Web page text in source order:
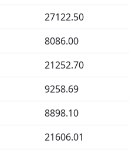
27122.50
8086.00
21252.70
9258.69
8898.10
21606.01